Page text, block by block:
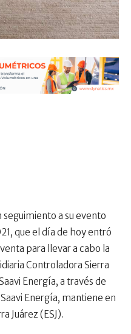
a su evento
que el día de hoy entró
para llevar a cabo la
Controladora Sierra
Energía, a través de
Energía, mantiene en
Juárez (ESJ).